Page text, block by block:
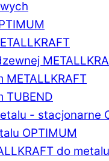
METALLKRAFT
TUBEND
- stacjonarne
OPTIMUM
do metalu